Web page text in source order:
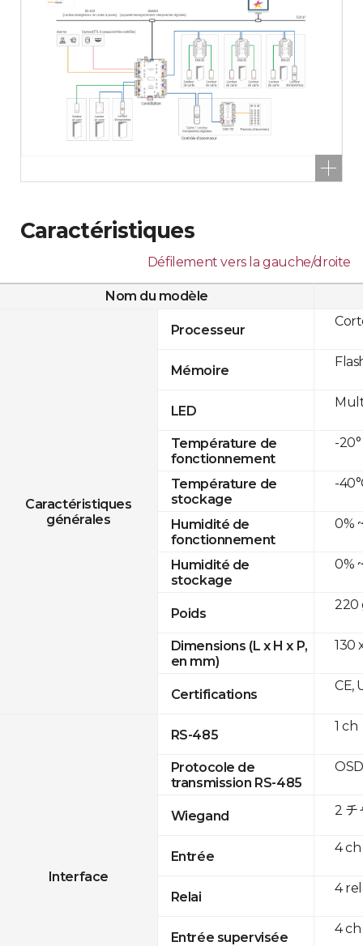
Caractéristiques
Défilement vers la gauche/droite
Nom du modèle
Caractéristiques
générales
Processeur
Mémoire
LED
Température de
fonctionnement
Température de
stockage
Humidité de
fonctionnement
Humidité de
stockage
Poids
Dimensions (L x H x P,
en mm)
Certifications
Interface
RS-485
Protocole de
transmission RS-485
Wiegand
Entrée
Relai
Entrée supervisée
-20°
-
0%
0%
220
130
CE,
1 ch
2 チ
4 ch
4
4 ch